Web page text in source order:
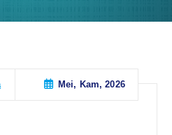
Mei, Kam, 2026